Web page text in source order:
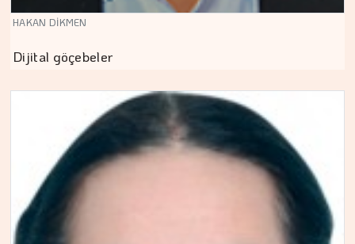
HAKAN DİKMEN
Dijital göçebeler